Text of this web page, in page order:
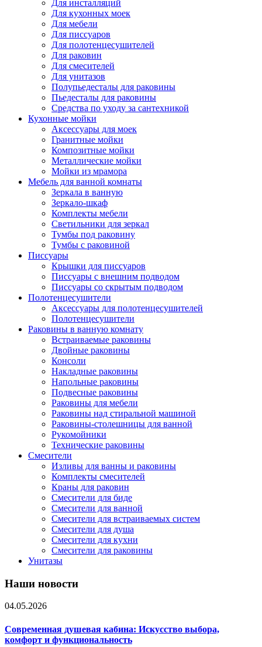
Для инсталляций
Для кухонных моек
Для мебели
Для писсуаров
Для полотенцесушителей
Для раковин
Для смесителей
Для унитазов
Полупьедесталы для раковины
Пьедесталы для раковины
Средства по уходу за сантехникой
Кухонные мойки
Аксессуары для моек
Гранитные мойки
Композитные мойки
Металлические мойки
Мойки из мрамора
Мебель для ванной комнаты
Зеркала в ванную
Зеркало-шкаф
Комплекты мебели
Светильники для зеркал
Тумбы под раковину
Тумбы с раковиной
Писсуары
Крышки для писсуаров
Писсуары с внешним подводом
Писсуары со скрытым подводом
Полотенцесушители
Аксессуары для полотенцесушителей
Полотенцесушители
Раковины в ванную комнату
Встраиваемые раковины
Двойные раковины
Консоли
Накладные раковины
Напольные раковины
Подвесные раковины
Раковины для мебели
Раковины над стиральной машиной
Раковины-столешницы для ванной
Рукомойники
Технические раковины
Смесители
Изливы для ванны и раковины
Комплекты смесителей
Краны для раковин
Смесители для биде
Смесители для ванной
Смесители для встраиваемых систем
Смесители для душа
Смесители для кухни
Смесители для раковины
Унитазы
Наши новости
04.05.2026
Современная душевая кабина: Искусство выбора,
комфорт и функциональность